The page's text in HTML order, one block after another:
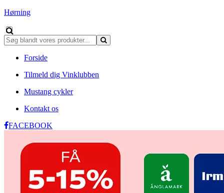
Hørning
Forside
Tilmeld dig Vinklubben
Mustang cykler
Kontakt os
FACEBOOK